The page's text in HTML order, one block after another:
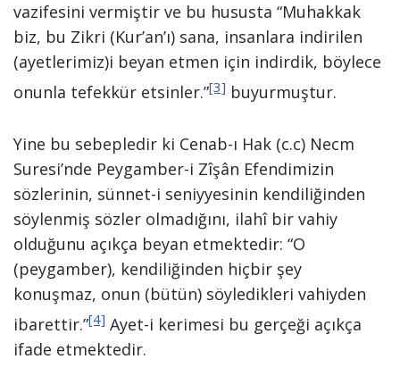
vazifesini vermiştir ve bu hususta “Muhakkak
biz, bu Zikri (Kur’an’ı) sana, insanlara indirilen
(ayetlerimiz)i beyan etmen için indirdik, böylece
onunla tefekkür etsinler.”[3] buyurmuştur.
Yine bu sebepledir ki Cenab-ı Hak (c.c) Necm
Suresi’nde Peygamber-i Zîşân Efendimizin
sözlerinin, sünnet-i seniyyesinin kendiliğinden
söylenmiş sözler olmadığını, ilahî bir vahiy
olduğunu açıkça beyan etmektedir: “O
(peygamber), kendiliğinden hiçbir şey
konuşmaz, onun (bütün) söyledikleri vahiyden
ibarettir.”[4] Ayet-i kerimesi bu gerçeği açıkça
ifade etmektedir.